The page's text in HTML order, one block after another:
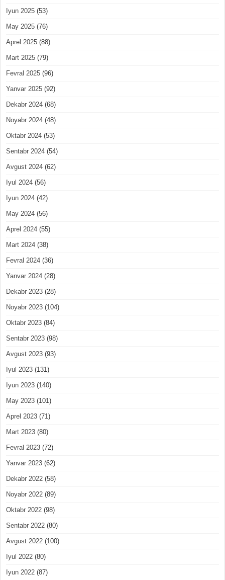
Iyun 2025 (53)
May 2025 (76)
Aprel 2025 (88)
Mart 2025 (79)
Fevral 2025 (96)
Yanvar 2025 (92)
Dekabr 2024 (68)
Noyabr 2024 (48)
Oktabr 2024 (53)
Sentabr 2024 (54)
Avgust 2024 (62)
Iyul 2024 (56)
Iyun 2024 (42)
May 2024 (56)
Aprel 2024 (55)
Mart 2024 (38)
Fevral 2024 (36)
Yanvar 2024 (28)
Dekabr 2023 (28)
Noyabr 2023 (104)
Oktabr 2023 (84)
Sentabr 2023 (98)
Avgust 2023 (93)
Iyul 2023 (131)
Iyun 2023 (140)
May 2023 (101)
Aprel 2023 (71)
Mart 2023 (80)
Fevral 2023 (72)
Yanvar 2023 (62)
Dekabr 2022 (58)
Noyabr 2022 (89)
Oktabr 2022 (98)
Sentabr 2022 (80)
Avgust 2022 (100)
Iyul 2022 (80)
Iyun 2022 (87)